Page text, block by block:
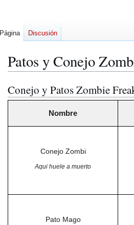
Patos y Conejo
Ir
a
Ir
a
Conejo y Patos Zombie
Nombre
Conejo Zombi
Aqui huele a muerto
Pato Mago
Página Discusión